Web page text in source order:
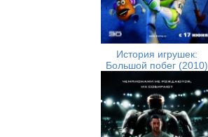
История игрушек:
Большой побег (2010)